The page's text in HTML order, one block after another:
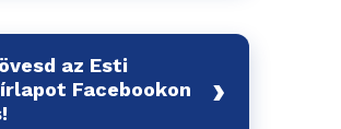
az Esti
Facebookon
›